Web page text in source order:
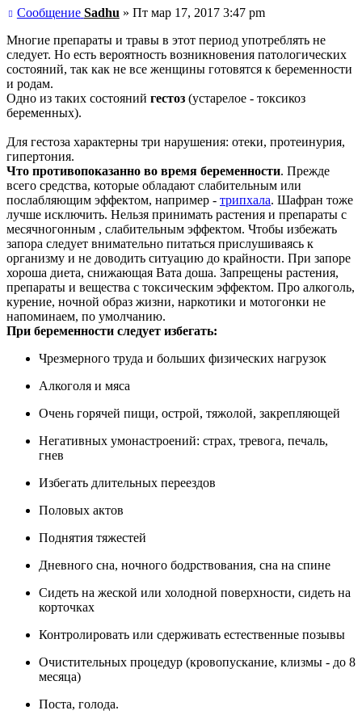
Сообщение Sadhu » Пт мар 17, 2017 3:47 pm
Многие препараты и травы в этот период употреблять не
следует. Но есть вероятность возникновения патологических
состояний, так как не все женщины готовятся к беременности
и родам.
Одно из таких состояний гестоз (устарелое - токсикоз
беременных).
Для гестоза характерны три нарушения: отеки, протеинурия,
гипертония.
Что противопоказанно во время беременности. Прежде
всего средства, которые обладают слабительным или
послабляющим эффектом, например - трипхала. Шафран тоже
лучше исключить. Нельзя принимать растения и препараты с
месячногонным , слабительным эффектом. Чтобы избежать
запора следует внимательно питаться прислушиваясь к
организму и не доводить ситуацию до крайности. При запоре
хороша диета, снижающая Вата доша. Запрещены растения,
препараты и вещества с токсическим эффектом. Про алкоголь,
курение, ночной образ жизни, наркотики и мотогонки не
напоминаем, по умолчанию.
При беременности следует избегать:
Чрезмерного труда и больших физических нагрузок
Алкоголя и мяса
Очень горячей пищи, острой, тяжолой, закрепляющей
Негативных умонастроений: страх, тревога, печаль,
гнев
Избегать длительных переездов
Половых актов
Поднятия тяжестей
Дневного сна, ночного бодрствования, сна на спине
Сидеть на жеской или холодной поверхности, сидеть на
корточках
Контролировать или сдерживать естественные позывы
Очистительных процедур (кровопускание, клизмы - до 8
месяца)
Поста, голода.